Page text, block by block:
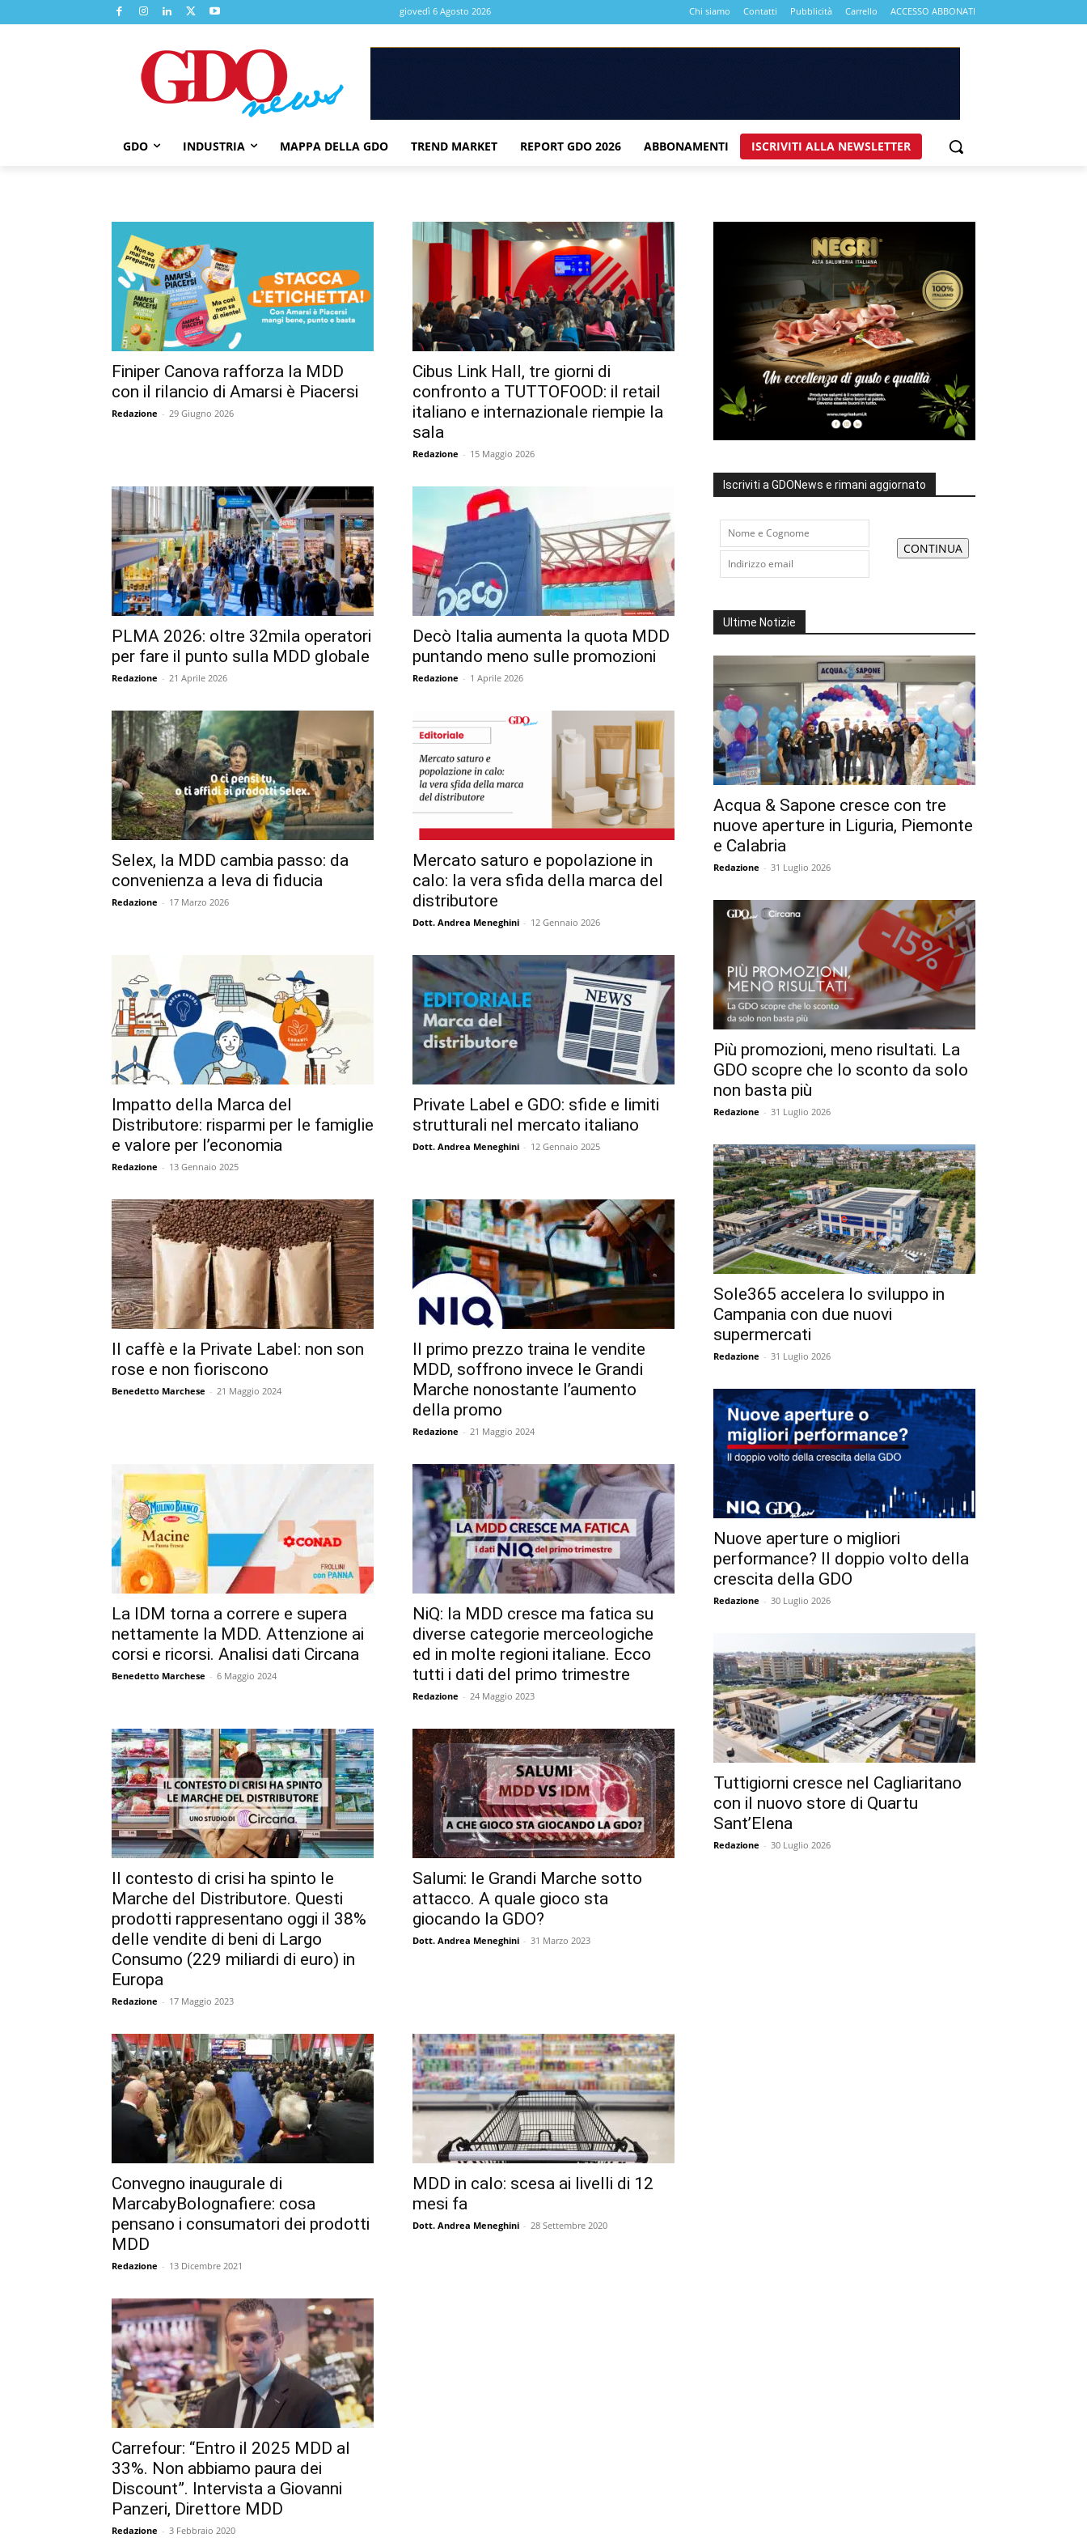
giovedì 6 Agosto 2026 Chi siamo Contatti Pubblicità Carrello ACCESSO ABBONATI
GDO INDUSTRIA MAPPA DELLA GDO TREND MARKET REPORT GDO 2026 ABBONAMENTI ISCRIVITI ALLA NEWSLETTER
Finiper Canova rafforza la MDD
con il rilancio di Amarsi è Piacersi
Redazione - 29 Giugno 2026
Cibus Link Hall, tre giorni di
confronto a TUTTOFOOD: il retail
italiano e internazionale riempie la
sala
Redazione - 15 Maggio 2026
PLMA 2026: oltre 32mila operatori
per fare il punto sulla MDD globale
Redazione - 21 Aprile 2026
Decò Italia aumenta la quota MDD
puntando meno sulle promozioni
Redazione - 1 Aprile 2026
Selex, la MDD cambia passo: da
convenienza a leva di fiducia
Redazione - 17 Marzo 2026
Mercato saturo e popolazione in
calo: la vera sfida della marca del
distributore
Dott. Andrea Meneghini - 12 Gennaio 2026
Impatto della Marca del
Distributore: risparmi per le famiglie
e valore per l’economia
Redazione - 13 Gennaio 2025
Private Label e GDO: sfide e limiti
strutturali nel mercato italiano
Dott. Andrea Meneghini - 12 Gennaio 2025
Il caffè e la Private Label: non son
rose e non fioriscono
Benedetto Marchese - 21 Maggio 2024
Il primo prezzo traina le vendite
MDD, soffrono invece le Grandi
Marche nonostante l’aumento
della promo
Redazione - 21 Maggio 2024
La IDM torna a correre e supera
nettamente la MDD. Attenzione ai
corsi e ricorsi. Analisi dati Circana
Benedetto Marchese - 6 Maggio 2024
NiQ: la MDD cresce ma fatica su
diverse categorie merceologiche
ed in molte regioni italiane. Ecco
tutti i dati del primo trimestre
Redazione - 24 Maggio 2023
Il contesto di crisi ha spinto le
Marche del Distributore. Questi
prodotti rappresentano oggi il 38%
delle vendite di beni di Largo
Consumo (229 miliardi di euro) in
Europa
Redazione - 17 Maggio 2023
Salumi: le Grandi Marche sotto
attacco. A quale gioco sta
giocando la GDO?
Dott. Andrea Meneghini - 31 Marzo 2023
Convegno inaugurale di
MarcabyBolognafiere: cosa
pensano i consumatori dei prodotti
MDD
Redazione - 13 Dicembre 2021
MDD in calo: scesa ai livelli di 12
mesi fa
Dott. Andrea Meneghini - 28 Settembre 2020
Carrefour: “Entro il 2025 MDD al
33%. Non abbiamo paura dei
Discount”. Intervista a Giovanni
Panzeri, Direttore MDD
Redazione - 3 Febbraio 2020
Iscriviti a GDONews e rimani aggiornato
Ultime Notizie
Acqua & Sapone cresce con tre
nuove aperture in Liguria, Piemonte
e Calabria
Redazione - 31 Luglio 2026
Più promozioni, meno risultati. La
GDO scopre che lo sconto da solo
non basta più
Redazione - 31 Luglio 2026
Sole365 accelera lo sviluppo in
Campania con due nuovi
supermercati
Redazione - 31 Luglio 2026
Nuove aperture o migliori
performance? Il doppio volto della
crescita della GDO
Redazione - 30 Luglio 2026
Tuttigiorni cresce nel Cagliaritano
con il nuovo store di Quartu
Sant’Elena
Redazione - 30 Luglio 2026